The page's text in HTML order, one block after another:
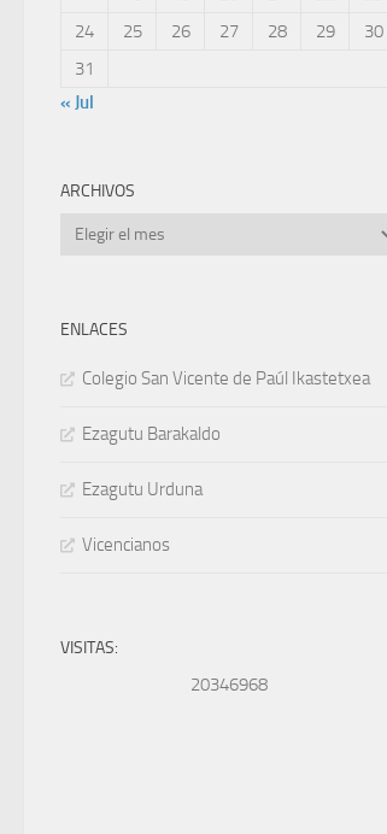
24
25 26 27 28 29
30
31
« Jul
ARCHIVOS
Archivos
ENLACES
Colegio San Vicente de Paúl Ikastetxea
Ezagutu Barakaldo
Ezagutu Urduna
Vicencianos
VISITAS:
20346968